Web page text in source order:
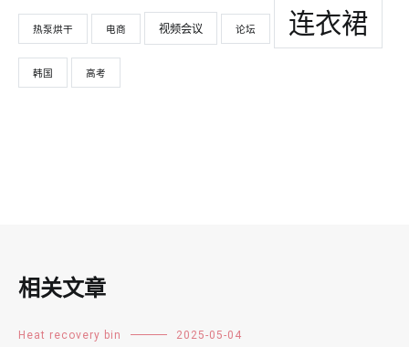
热泵烘干 电商 视频会议 论坛 连衣裙
韩国 高考
相关文章
Heat recovery bin 2025-05-04